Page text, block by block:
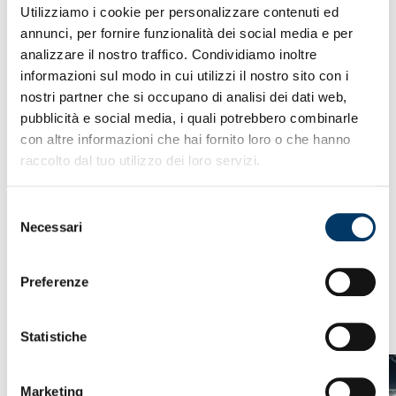
Utilizziamo i cookie per personalizzare contenuti ed
annunci, per fornire funzionalità dei social media e per
analizzare il nostro traffico. Condividiamo inoltre
informazioni sul modo in cui utilizzi il nostro sito con i
nostri partner che si occupano di analisi dei dati web,
pubblicità e social media, i quali potrebbero combinarle
con altre informazioni che hai fornito loro o che hanno
raccolto dal tuo utilizzo dei loro servizi.
delNecessari
Preferenze
Statistiche
Marketing
SETTORE GIOVANILE,
NUOVI INGRESSI
La Società dà il benvenuto al Professor Stefano Ghisleni
nuovo Responsabile Tecnico del Settore Giovanile e
comunica di aver affidato a Enrico Ascheri, già nei quadri
dirigenziali giovanili, il ruolo di Academy Coordinator.
collegamento tra Prima Squadra e Settore Giovanile, è
stato conferito a Simone Tognon.